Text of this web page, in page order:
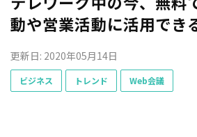
動や営業活動に活用でき
更新日: 2020年05月14日
ビジネス トレンド Web会議